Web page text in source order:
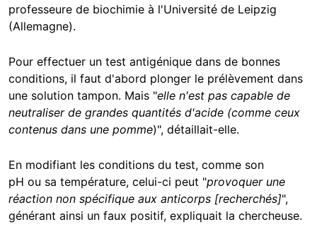
professeure de biochimie à l'Université de Leipzig
(Allemagne).
Pour effectuer un test antigénique dans de bonnes
conditions, il faut d'abord plonger le prélèvement dans
une solution tampon. Mais "elle n'est pas capable de
neutraliser de grandes quantités d'acide (comme ceux
contenus dans une pomme)", détaillait-elle.
En modifiant les conditions du test, comme son
pH ou sa température, celui-ci peut "provoquer une
réaction non spécifique aux anticorps [recherchés]",
générant ainsi un faux positif, expliquait la chercheuse.